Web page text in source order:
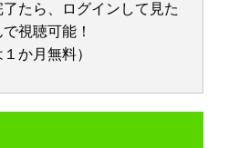
了たら、ログインして見た
視聴可能！
か月無料）